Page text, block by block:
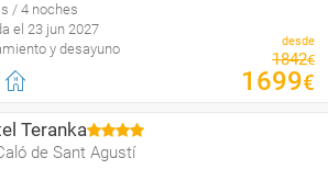
/ 4 noches
el 23 jun 2027
y desayuno
desde
1842€
1699€
Teranka
de Sant Agustí